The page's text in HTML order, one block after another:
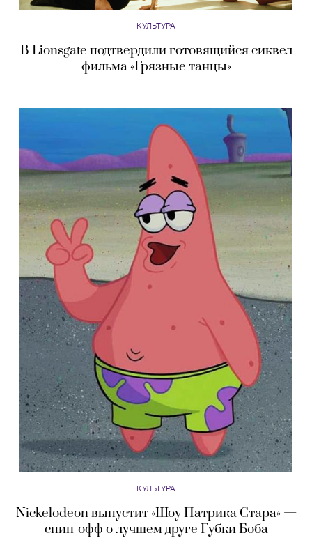
КУЛЬТУРА
В Lionsgate подтвердили готовящийся сиквел
фильма «Грязные танцы»
КУЛЬТУРА
Nickelodeon выпустит «Шоу Патрика Стара» —
спин-офф о лучшем друге Губки Боба